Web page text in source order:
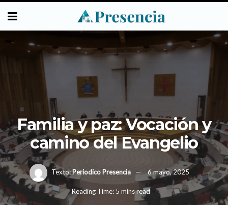
Familia y paz: Vocación y
camino del Evangelio
Texto:Periodico Presencia 6 mayo, 2025
Reading Time: 5 mins read